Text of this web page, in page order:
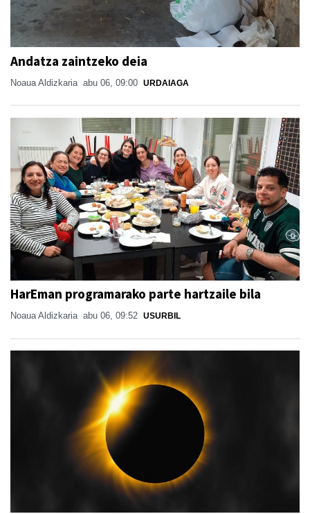
Andatza zaintzeko deia
Noaua Aldizkaria abu 06, 09:00 URDAIAGA
HarEman programarako parte hartzaile bila
Noaua Aldizkaria abu 06, 09:52 USURBIL